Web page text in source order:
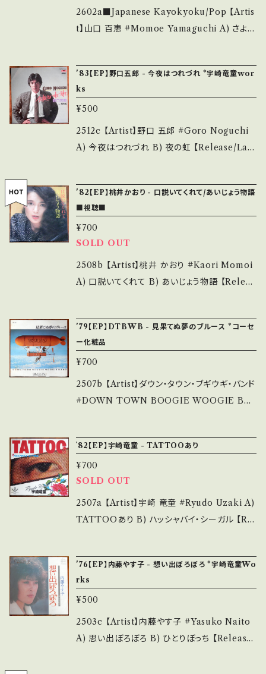
ます。 *中古という事をご理解して頂ける方のご
購入をお願い致します。 Please purchase it i
■■ をご覧ください。 https://onbankutsu.th
ebase.in/items/14252144 お知らせ等は、Ab
______________ 【About the state/状
態説明】 S・新品未開封など A・綺麗・キズ等も
足しています。 *中古という事をご理解して頂け
る方のご購入をお願い致します。 Please purc
hase it if you understand that it is secon
d hand. *詳しくは ■■■状態・説明 / 発送に
ついて■■■ をご覧ください。 https://onbank
2602a■Japanese Kayokyoku/Pop 【Artis
t】山口 百恵 #Momoe Yamaguchi A) さよな
木燿子,作曲:宇崎竜童 引退コンサートのラスト
で歌われた名曲です! ■参考視聴■ https://yo
utu.be/6Ij8ZseWjR4?si=SWbeUqBgBvn7a
ycD 【Condition】 Jacket/Record：B/B+ (国
内盤) ________________________
少痛み・キズなど見られる C・痛み多・キズ多く
痛み多 *その他、+ - で補足しています。 *中古と
いう事をご理解して頂ける方のご購入をお願い
致します。 Please purchase it if you under
stand that it is second hand. *詳しくは ■
■■状態・説明 / 発送について■■■ をご覧く
ご確認ください。 ___
'83【EP】野口五郎 - 今夜はつれづれ *宇崎竜童wor
ks
¥500
2512c 【Artist】野口 五郎 #Goro Noguchi
A) 今夜はつれづれ B) 夜の虹 【Release/Lab
on】 Jacket/Record：B/B+ (国内盤) _____
____________________ 【About the
state/状態説明】 S・新品未開封など A・綺麗・
キズ等も無く、痛みも薄い B・多少痛み・キズな
ど見られる C・痛み多・キズ多く痛み多 *その
他、+ - で補足しています。 *中古という事をご理
is second hand. *詳しくは ■■■状態・説明
/ 発送について■■■ をご覧ください。 https://
onbankutsu.thebase.in/items/14252144
お知らせ等は、About 画面にてご確認ください。
___
'82【EP】桃井かおり - 口説いてくれて/あいじょう物語
■視聴■
¥700
SOLD OUT
2508b 【Artist】桃井 かおり #Kaori Momoi
A) 口説いてくれて B) あいじょう物語 【Releas
*B)(あ)抜き語りの楽しい語り付き！ A)参考視
聴: https://youtu.be/vDjoSiefM2M?si=zZ
kAJza5XVy-MAQB B)視聴■OBK268■ ht
tps://youtu.be/PHfujm2lBEU 【Conditio
n】 Jacket/Record：B/A (国内盤/ホワイトレコ
S・新品未開封など A・綺麗・キズ等も無く、痛み
も薄い B・多少痛み・キズなど見られる C・痛み
多・キズ多く痛み多 *その他、+ - で補足してい
ます。 *中古という事をご理解して頂ける方のご
購入をお願い致します。 Please purchase it i
■■ をご覧ください。 https://onbankutsu.th
ebase.in/items/14252144 お知らせ等は、Ab
'79【EP】DTBWB - 見果てぬ夢のブルース *コーセ
ー化粧品
¥700
2507b 【Artist】ダウン・タウン・ブギウギ・バンド
#DOWN TOWN BOOGIE WOOGIE BA
*コーセー化粧品CM 参考視聴: https://yout
u.be/NnX3LfddUUQ?si=VkpSSUfnihYo8e
Pl 【Condition】 Jacket/Record：B/A (国内
盤) *ジャケ微シミ _________________
________ 【About the state/状態説明】
多・キズ多く痛み多 *その他、+ - で補足してい
ます。 *中古という事をご理解して頂ける方のご
購入をお願い致します。 Please purchase it i
f you understand that it is second hand.
*詳しくは ■■■状態・説明 / 発送について■
`82【EP】宇崎竜童 - TATTOOあり
¥700
SOLD OUT
2507a 【Artist】宇崎 竜童 #Ryudo Uzaki A)
TATTOOあり B) ハッシャバイ・シーガル 【Rel
青]あり」 参考視聴: https://youtu.be/Kqjs2v
lLwCs?si=zK8N8nfXctUjJiiP 【Condition】
Jacket/Record：B/A (国内盤/番宣付) ____
_____________________ 【About t
he state/状態説明】 S・新品未開封など A・綺
'76【EP】内藤やす子 - 想い出ぼろぼろ *宇崎竜童Wo
rks
¥500
2503c 【Artist】内藤やす子 #Yasuko Naito
A) 思い出ぼろぼろ B) ひとりぼっち 【Release/